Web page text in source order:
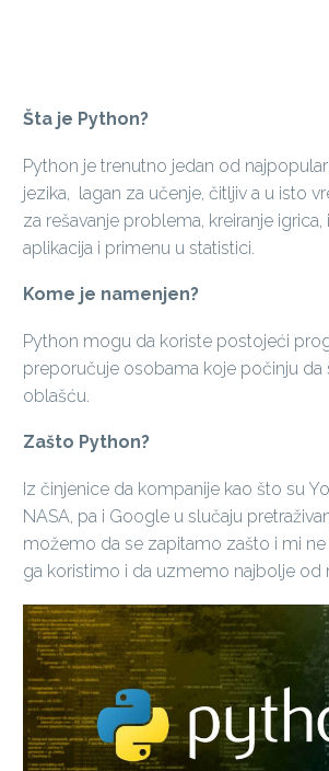
Šta je Python?
Python je trenutno jedan od
jezika, lagan za učenje, čitljiv a u isto
za rešavanje problema, kreiranje igrica,
aplikacija i primenu u statistici.
Kome je namenjen?
Python mogu da koriste postojeći
preporučuje osobama koje počinju da
oblašću.
Zašto Python?
Iz činjenice da kompanije kao što su
NASA, pa i Google u slučaju
možemo da se zapitamo zašto i mi
ga koristimo i da uzmemo najbolje od